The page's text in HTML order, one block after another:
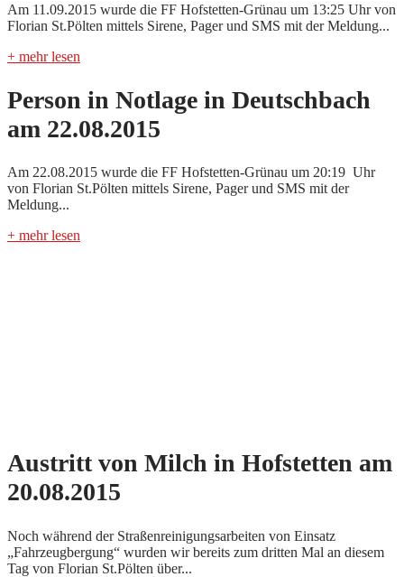
Am 11.09.2015 wurde die FF Hofstetten-Grünau um 13:25 Uhr von
Florian St.Pölten mittels Sirene, Pager und SMS mit der Meldung...
+ mehr lesen
Person in Notlage in Deutschbach
am 22.08.2015
Am 22.08.2015 wurde die FF Hofstetten-Grünau um 20:19 Uhr
von Florian St.Pölten mittels Sirene, Pager und SMS mit der
Meldung...
+ mehr lesen
Austritt von Milch in Hofstetten am
20.08.2015
Noch während der Straßenreinigungsarbeiten von Einsatz
„Fahrzeugbergung“ wurden wir bereits zum dritten Mal an diesem
Tag von Florian St.Pölten über...